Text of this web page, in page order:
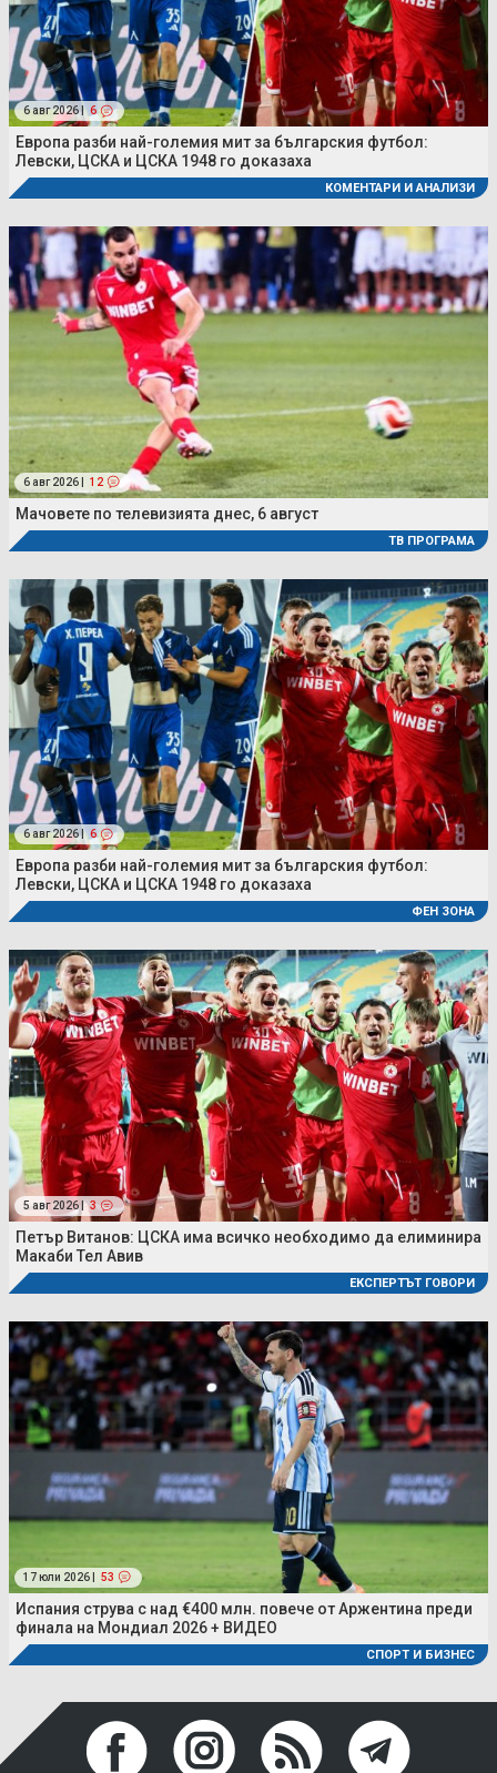
6 авг 2026 | 6
Европа разби най-големия мит за българския футбол:
Левски, ЦСКА и ЦСКА 1948 го доказаха
КОМЕНТАРИ И АНАЛИЗИ
6 авг 2026 | 12
Мачовете по телевизията днес, 6 август
ТВ ПРОГРАМА
6 авг 2026 | 6
Европа разби най-големия мит за българския футбол:
Левски, ЦСКА и ЦСКА 1948 го доказаха
ФЕН ЗОНА
5 авг 2026 | 3
Петър Витанов: ЦСКА има всичко необходимо да елиминира
Макаби Тел Авив
ЕКСПЕРТЪТ ГОВОРИ
17 юли 2026 | 53
Испания струва с над €400 млн. повече от Аржентина преди
финала на Мондиал 2026 + ВИДЕО
СПОРТ И БИЗНЕС